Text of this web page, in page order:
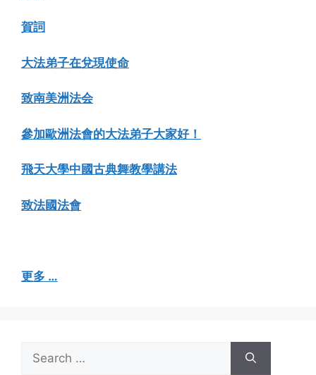
賀詞
大法弟子在兌現使命
致南美洲法会
參加歐洲法會的大法弟子大家好！
飛天大學中國古典舞教學講法
致法國法會
更多 …
for: